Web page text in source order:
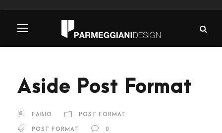
Aside Post Format
FABIO POST FORMAT
POST FORMAT 0